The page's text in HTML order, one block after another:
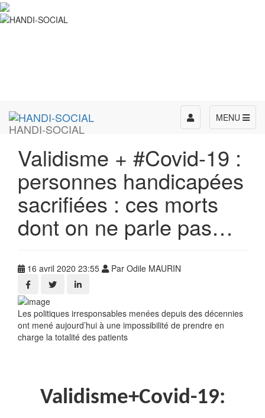
HANDI-SOCIAL
MENU
Toggle
navigation
Validisme + #Covid-19 :
personnes handicapées
sacrifiées : ces morts
dont on ne parle pas…
16 avril 2020 23:55 Par Odile MAURIN
Les politiques irresponsables menées depuis des décennies
ont mené aujourd’hui à une impossibilité de prendre en
charge la totalité des patients
Validisme+Covid-19: